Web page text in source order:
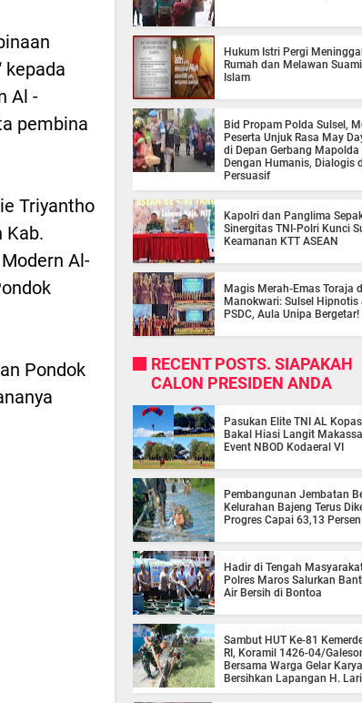
kepada
Al -
pembina
Triyantho
Kab.
Al-
Pondok
Hukum Istri Pergi
Rumah dan Melawan
Islam
Bid Propam Polda Sulsel,
Peserta Unjuk Rasa May
di Depan Gerbang Mapolda
Dengan Humanis, Dialogis
Persuasif
Kapolri dan Panglima
Sinergitas TNI-Polri Kunci
Keamanan KTT ASEAN
Magis Merah-Emas Toraja
Manokwari: Sulsel Hipnotis
PSDC, Aula Unipa Bergetar!
RECENT POSTS. SIAPAKAH
CALON PRESIDEN ANDA
Pasukan Elite TNI AL
Bakal Hiasi Langit
Event NBOD Kodaeral VI
Pembangunan Jembatan
Kelurahan Bajeng Terus
Progres Capai 63,13 Persen
Hadir di Tengah
Polres Maros Salurkan
Air Bersih di Bontoa
Sambut HUT Ke-81
RI, Koramil 1426-04/
Bersama Warga Gelar
Bersihkan Lapangan H.